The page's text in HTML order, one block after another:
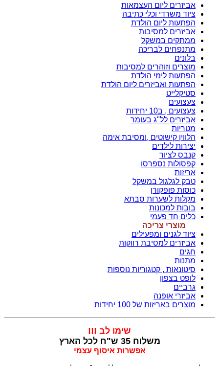
אביזרים ליום העצמאות
ציוד משרדי וכלי כתיבה
הפתעות ליום הולדת
אביזרים למסיבות
ממתקים במשקל
מתנפחים לבריכה
בלונים
מוצרים וזוהרים למסיבות
הפתעות לימי הולדת
הפתעות ואביזרים ליום הולדת
סטיקלייט
צעצועים
צעצועים , ב10 יחידות
אביזרים לל"ג בעומר
מטריות
הלווין קישוטים ,ומסיבת אימה
יצירות לילדים
קנבס לציור
קפסולות נספרסו
אריזות
טבק לגלגול במשקל
כוסות פופקורן
מקלות לשערות סבתא
בובות למכונות
כלים חד פעמי
מוצרי צריכה
ציוד לגנים ומפעילים
אביזרים למסיבת רווקות
חגים
מתנות
סיטונאות , קטגוריות נוספות
לופט בצפון
גרביים
אביזרי אופנה
מוצרים באריזות של 100 יחידות
שימו לב !!!
משלוח 35 ש"ח לכל הארץ
אפשרות איסוף עצמי